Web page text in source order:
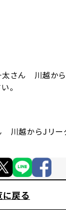
太さん 川越か
。
川越からJリー
戻る